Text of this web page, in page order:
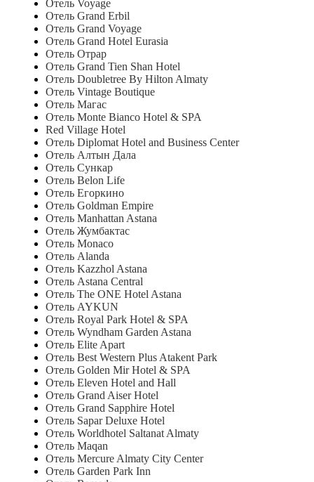
Отель Voyage
Отель Grand Erbil
Отель Grand Voyage
Отель Grand Hotel Eurasia
Отель Отрар
Отель Grand Tien Shan Hotel
Отель Doubletree By Hilton Almaty
Отель Vintage Boutique
Отель Магас
Отель Monte Bianco Hotel & SPA
Red Village Hotel
Отель Diplomat Hotel and Business Center
Отель Алтын Дала
Отель Сункар
Отель Belon Life
Отель Егоркино
Отель Goldman Empire
Отель Manhattan Astana
Отель Жумбактас
Отель Monaco
Отель Alanda
Отель Kazzhol Astana
Отель Astana Central
Отель The ONE Hotel Astana
Отель AYKUN
Отель Royal Park Hotel & SPA
Отель Wyndham Garden Astana
Отель Elite Apart
Отель Best Western Plus Atakent Park
Отель Golden Mir Hotel & SPA
Отель Eleven Hotel and Hall
Отель Grand Aiser Hotel
Отель Grand Sapphire Hotel
Отель Sapar Deluxe Hotel
Отель Worldhotel Saltanat Almaty
Отель Maqan
Отель Mercure Almaty City Center
Отель Garden Park Inn